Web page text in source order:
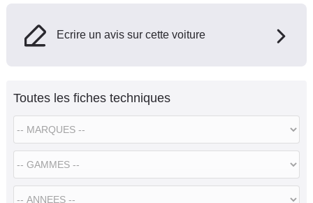
Ecrire un avis sur cette voiture
Toutes les fiches techniques